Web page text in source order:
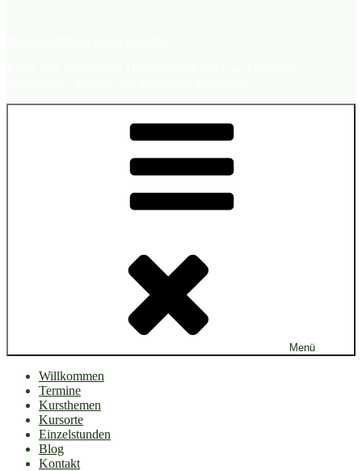
Menü
Willkommen
Termine
Kursthemen
Kursorte
Einzelstunden
Blog
Kontakt